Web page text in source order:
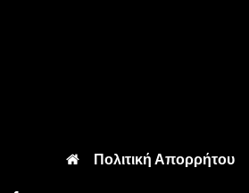
Πολιτική Απορρήτου